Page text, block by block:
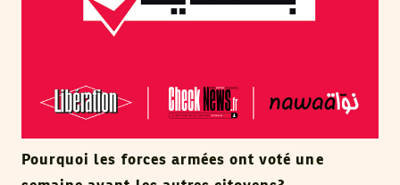
Pourquoi les forces armées ont voté une